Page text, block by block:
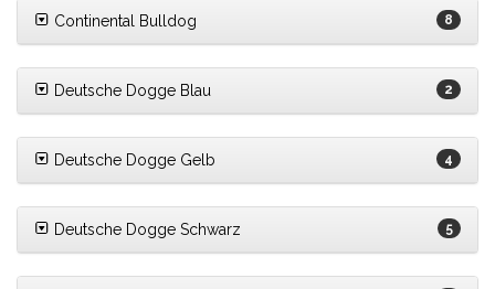
Continental Bulldog 8
Deutsche Dogge Blau 2
Deutsche Dogge Gelb 4
Deutsche Dogge Schwarz 5